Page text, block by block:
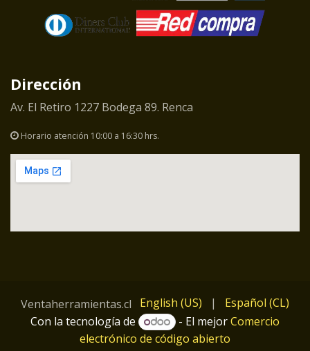
Dirección
Av. El Retiro 1227 Bodega 89. Renca
Horario atención 10:00 a 16:30 hrs.
Ventaherramientas.cl English (US) |
Español (CL)
Con la tecnología de
- El mejorComercio
electrónico de código abierto